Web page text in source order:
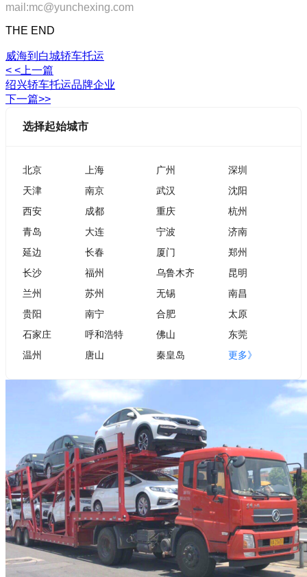
mail:mc@yunchexing.com
THE END
威海到白城轿车托运
< <上一篇
绍兴轿车托运品牌企业
下一篇>>
选择起始城市
北京 上海 广州
深圳
天津
南京 武汉
沈阳
西安
成都 重庆
杭州
青岛
大连 宁波
济南
延边
长春 厦门
郑州
长沙
福州 乌鲁木齐
昆明
兰州
苏州 无锡
南昌
贵阳
南宁 合肥
太原
石家庄
呼和浩特 佛山
东莞
温州
唐山 秦皇岛 更多》